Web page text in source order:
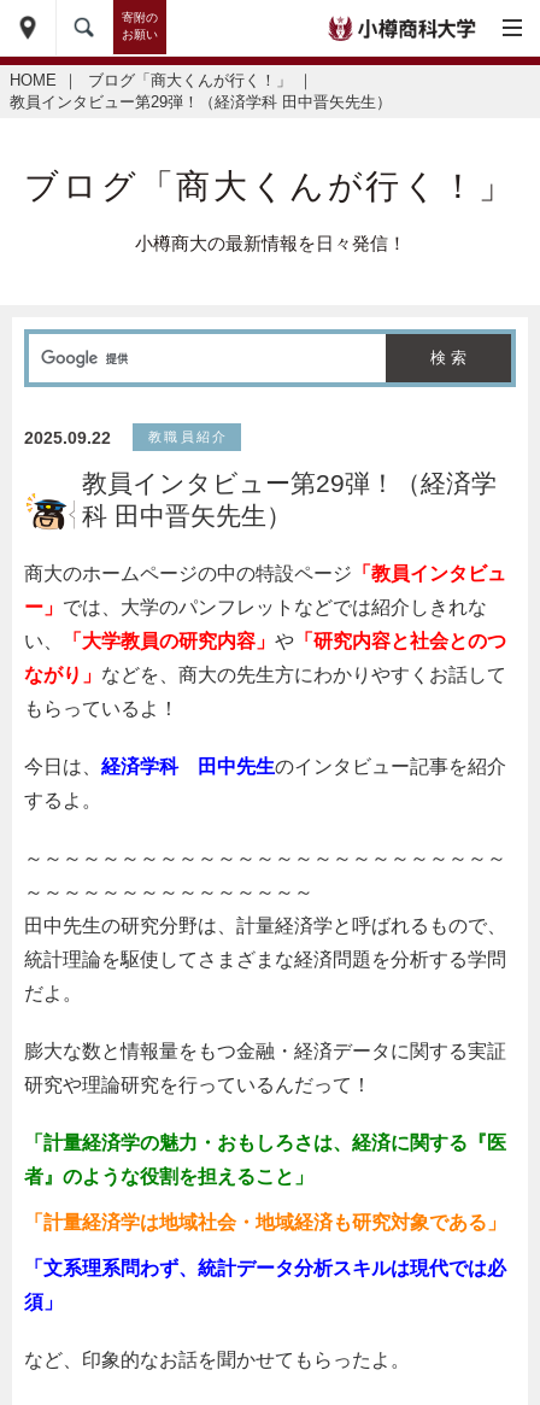
寄附の
お願い
HOME ｜ ブログ「商大くんが行く！」
｜
教員インタビュー第29弾！（経済学科 田中晋矢先生）
ブログ「商大くんが行く！」
小樽商大の最新情報を日々発信！
2025.09.22 教職員紹介
教員インタビュー第29弾！（経済学
科 田中晋矢先生）
商大のホームページの中の特設ページ 「教員インタビュ
ー」 では、大学のパンフレットなどでは紹介しきれな
い、
「大学教員の研究内容」 や 「研究内容と社会とのつ
ながり」 などを、商大の先生方にわかりやすくお話して
もらっているよ！
今日は、 経済学科 田中先生のインタビュー記事を紹介
するよ。
～～～～～～～～～～～～～～～～～～～～～～～～～
～～～～～～～～～～～～～～～
田中先生の研究分野は、計量経済学と呼ばれるもので、
統計理論を駆使してさまざまな経済問題を分析する学問
だよ。
膨大な数と情報量をもつ金融・経済データに関する実証
研究や理論研究を行っているんだって！
「計量経済学の魅力・おもしろさは、経済に関する『医
者』のような役割を担えること」
「計量経済学は地域社会・地域経済も研究対象である」
「文系理系問わず、統計データ分析スキルは現代では必
須」
など、印象的なお話を聞かせてもらったよ。